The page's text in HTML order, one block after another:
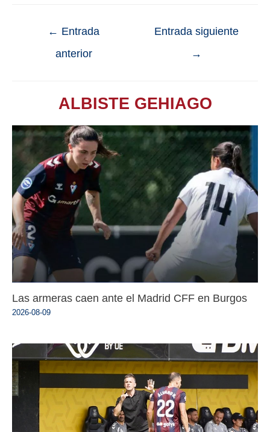
← Entrada
anterior
Entrada siguiente
→
ALBISTE GEHIAGO
Las armeras caen ante el Madrid CFF en Burgos
2026-08-09